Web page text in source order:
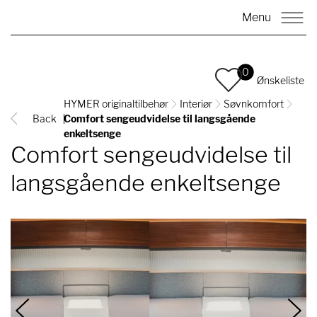
Menu
0
Ønskeliste
Back
HYMER originaltilbehør Interiør
Søvnkomfort
Comfort sengeudvidelse til langsgående
enkeltsenge
Comfort sengeudvidelse til
langsgående enkeltsenge